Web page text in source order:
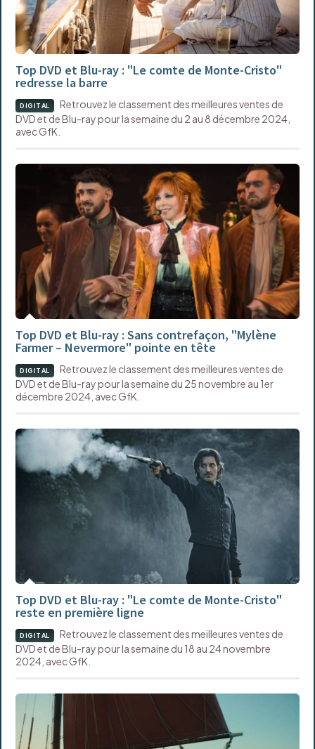
Top DVD et Blu-ray : "Le comte de Monte-Cristo"
redresse la barre
DIGITAL
Retrouvez le classement des meilleures ventes de
DVD et de Blu-ray pour la semaine du 2 au 8 décembre 2024,
avec GfK.
Top DVD et Blu-ray : Sans contrefaçon, "Mylène
Farmer – Nevermore" pointe en tête
DIGITAL
Retrouvez le classement des meilleures ventes de
DVD et de Blu-ray pour la semaine du 25 novembre au 1er
décembre 2024, avec GfK.
Top DVD et Blu-ray : "Le comte de Monte-Cristo"
reste en première ligne
DIGITAL
Retrouvez le classement des meilleures ventes de
DVD et de Blu-ray pour la semaine du 18 au 24 novembre
2024, avec GfK.